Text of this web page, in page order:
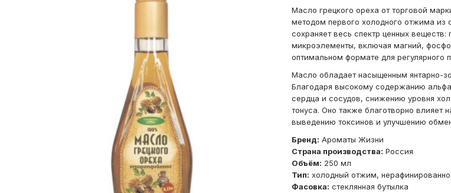
Масло грецкого ореха от торговой
методом первого холодного отжима из
сохраняет весь спектр ценных
микроэлементы, включая магний,
оптимальном формате для регулярного
Масло обладает насыщенным янтарно-
Благодаря высокому содержанию
сердца и сосудов, снижению уровня
тонуса. Оно также благотворно влияет
выведению токсинов и улучшению
Бренд: Ароматы Жизни
Страна производства: Россия
Объём: 250 мл
Тип: холодный отжим,
Фасовка: стеклянная бутылка